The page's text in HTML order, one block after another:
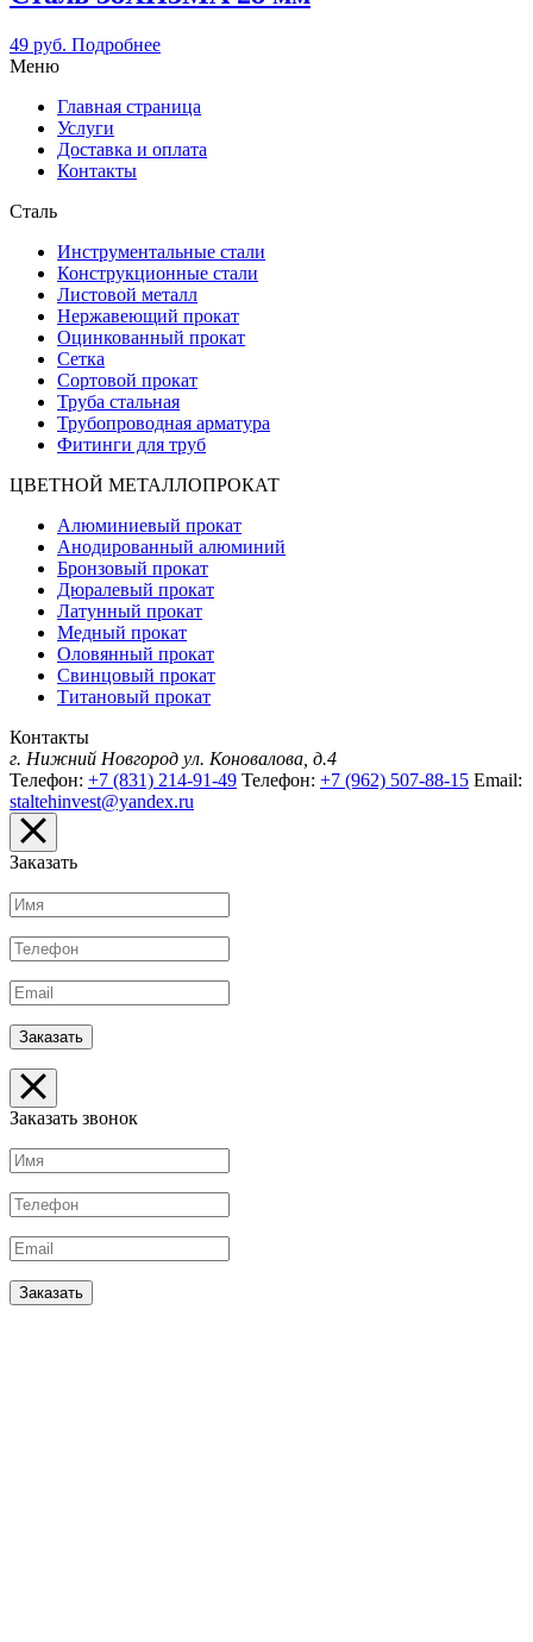
49 руб. Подробнее
Меню
Главная страница
Услуги
Доставка и оплата
Контакты
Сталь
Инструментальные стали
Конструкционные стали
Листовой металл
Нержавеющий прокат
Оцинкованный прокат
Сетка
Сортовой прокат
Труба стальная
Трубопроводная арматура
Фитинги для труб
ЦВЕТНОЙ МЕТАЛЛОПРОКАТ
Алюминиевый прокат
Анодированный алюминий
Бронзовый прокат
Дюралевый прокат
Латунный прокат
Медный прокат
Оловянный прокат
Свинцовый прокат
Титановый прокат
Контакты
г. Нижний Новгород ул. Коновалова, д.4
Телефон: +7 (831) 214-91-49 Телефон: +7 (962) 507-88-15 Email:
staltehinvest@yandex.ru
Заказать
Заказать звонок